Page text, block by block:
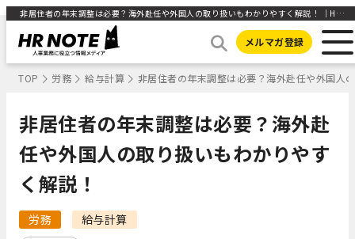
非居住者の年末調整は必要？海外赴任や外国人の取り扱いもわかりやすく解説！ ｜HR NOTE
メルマガ登録
TOP 労務 給与計算 非居住者の年末調整は必要？海外赴任や外国人
非居住者の年末調整は必要？海外赴
任や外国人の取り扱いもわかりやす
く解説！
労務 給与計算